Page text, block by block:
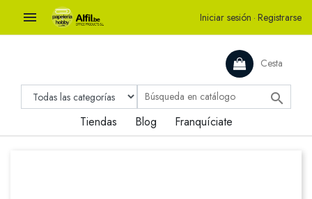
 Iniciar sesión · Registrarse
Cesta

Tiendas Blog Franquíciate